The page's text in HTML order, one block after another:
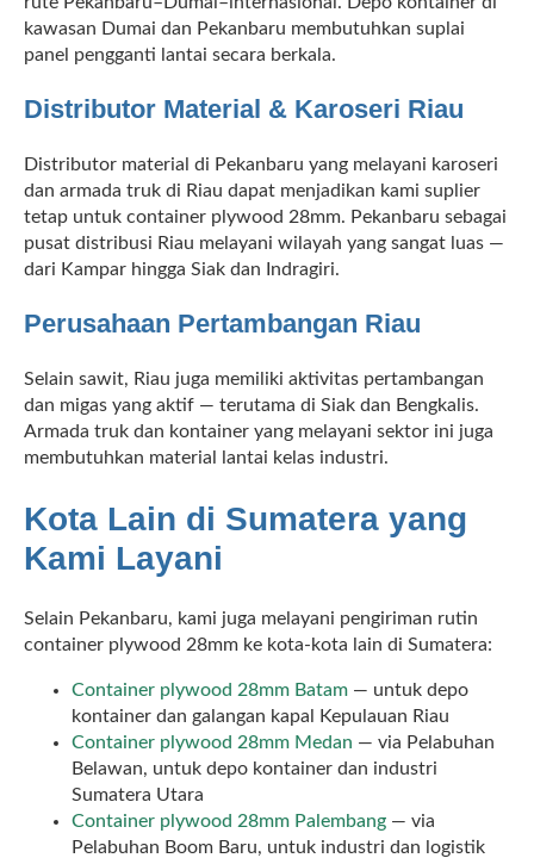
kawasan Dumai dan Pekanbaru membutuhkan suplai
panel pengganti lantai secara berkala.
Distributor Material & Karoseri Riau
Distributor material di Pekanbaru yang melayani karoseri
dan armada truk di Riau dapat menjadikan kami suplier
tetap untuk container plywood 28mm. Pekanbaru sebagai
pusat distribusi Riau melayani wilayah yang sangat luas —
dari Kampar hingga Siak dan Indragiri.
Perusahaan Pertambangan Riau
Selain sawit, Riau juga memiliki aktivitas pertambangan
dan migas yang aktif — terutama di Siak dan Bengkalis.
Armada truk dan kontainer yang melayani sektor ini juga
membutuhkan material lantai kelas industri.
Kota Lain di Sumatera yang
Kami Layani
Selain Pekanbaru, kami juga melayani pengiriman rutin
container plywood 28mm ke kota-kota lain di Sumatera:
Container plywood 28mm Batam — untuk depo
kontainer dan galangan kapal Kepulauan Riau
Container plywood 28mm Medan — via Pelabuhan
Belawan, untuk depo kontainer dan industri
Sumatera Utara
Container plywood 28mm Palembang — via
Pelabuhan Boom Baru, untuk industri dan logistik